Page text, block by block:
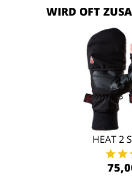
WIRD OFT
HEAT 2